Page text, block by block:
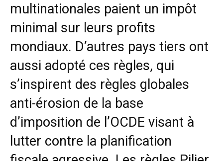
multinationales paient un impôt
minimal sur leurs profits
mondiaux. D’autres pays tiers ont
aussi adopté ces règles, qui
s’inspirent des règles globales
anti-érosion de la base
d’imposition de l’OCDE visant à
lutter contre la planification